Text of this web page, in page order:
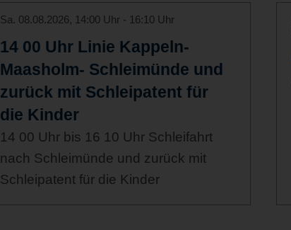
Sa. 08.08.2026, 14:00 Uhr - 16:10 Uhr
14 00 Uhr Linie Kappeln-
Maasholm- Schleimünde und
zurück mit Schleipatent für
die Kinder
14 00 Uhr bis 16 10 Uhr Schleifahrt
nach Schleimünde und zurück mit
Schleipatent für die Kinder